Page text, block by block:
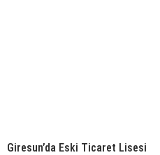
Giresun’da Eski Ticaret Lisesi